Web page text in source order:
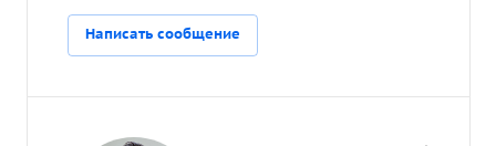
Написать сообщение